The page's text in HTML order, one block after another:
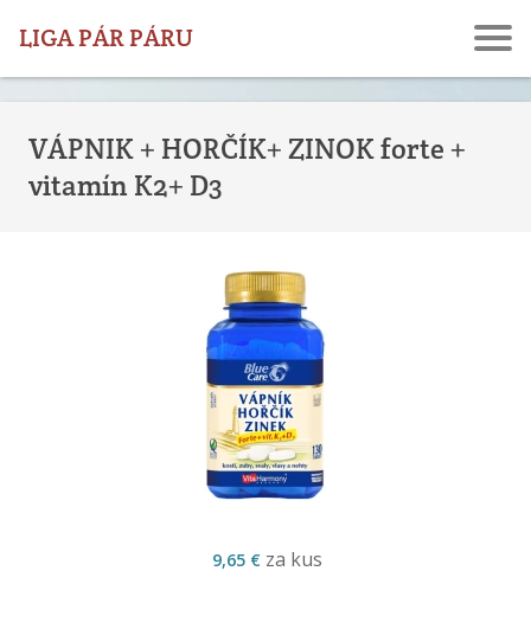
LIGA PÁR PÁRU
VÁPNIK + HORČÍK+ ZINOK forte +
vitamín K2+ D3
9,65 € za kus